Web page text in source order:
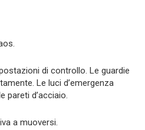
di controllo. Le guardie
Le luci d’emergenza
pareti d’acciaio.
a muoversi.